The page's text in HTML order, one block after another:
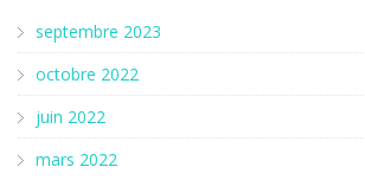
septembre 2023
octobre 2022
juin 2022
mars 2022